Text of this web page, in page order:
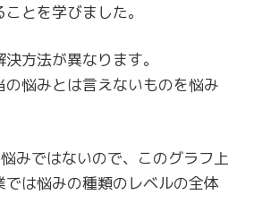
とを学びました。
方法が異なります。
悩みとは言えないものを悩み
みではないので、このグラフ上
は悩みの種類のレベルの全体